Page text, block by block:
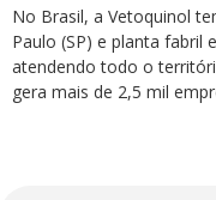
No Brasil, a Vetoquinol
Paulo (SP) e planta fabril
atendendo todo o
gera mais de 2,5 mil